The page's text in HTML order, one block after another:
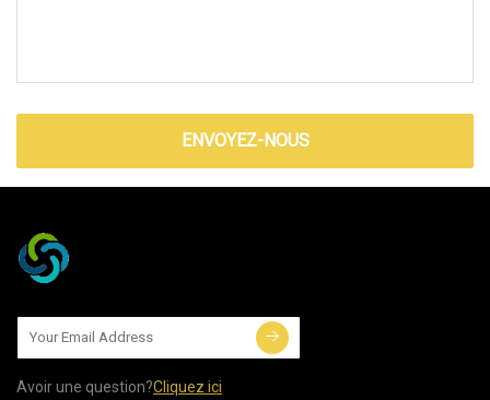
ENVOYEZ-NOUS
Avoir une question?Cliquez ici